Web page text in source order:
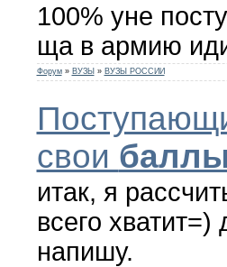
100% yне
ща в армию
Форум » ВУЗЫ » ВУЗЫ РОССИИ
свои баллы
итак, я
всего
напишу.